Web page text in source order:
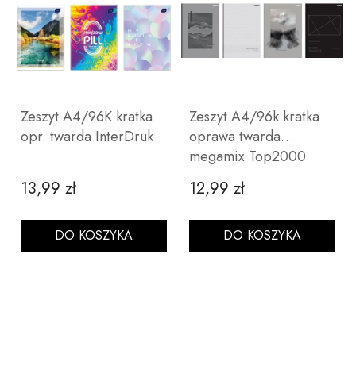
Zeszyt A4/96K kratka
opr. twarda InterDruk
Cena
13,99 zł
DO KOSZYKA
Zeszyt A4/96k kratka
oprawa twarda
megamix Top2000
Cena
12,99 zł
DO KOSZYKA